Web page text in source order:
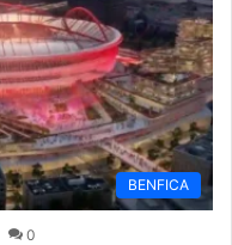
BENFICA
0